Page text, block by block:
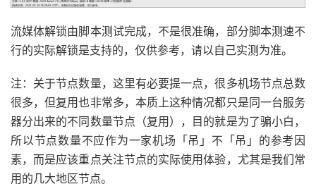
流媒体解锁由脚本测试完成，不是很准确，部分脚本测速不
行的实际解锁是支持的，仅供参考，请以自己实测为准。
注：关于节点数量，这里有必要提一点，很多机场节点总数
很多，但复用也非常多，本质上这种情况都只是同一台服务
器分出来的不同数量节点（复用），目的就是为了骗小白，
所以节点数量不应作为一家机场「吊」不「吊」的参考因
素，而是应该重点关注节点的实际使用体验，尤其是我们常
用的几大地区节点。